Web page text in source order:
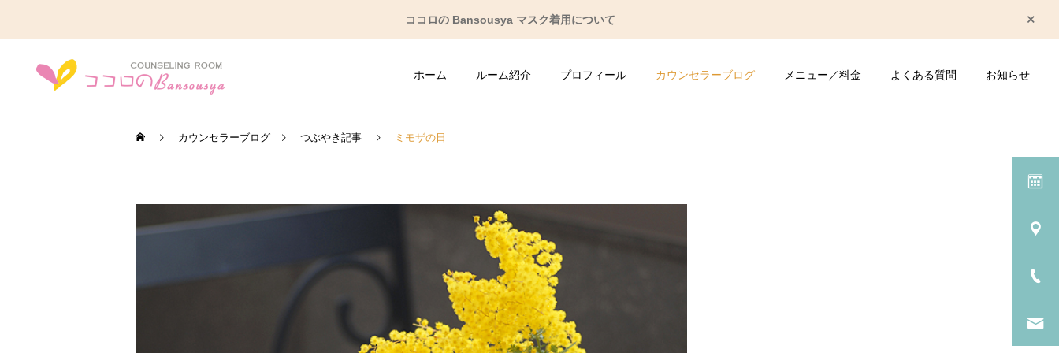
ココロの Bansousya マスク着用について
ホーム ルーム紹介 プロフィール カウンセラーブログ メニュー／料金 よくある質問 お知らせ
うつ病かも？ 人間関係の悩み
性格の悩み
カウンセラーブログ つぶやき記事 ミモザの日